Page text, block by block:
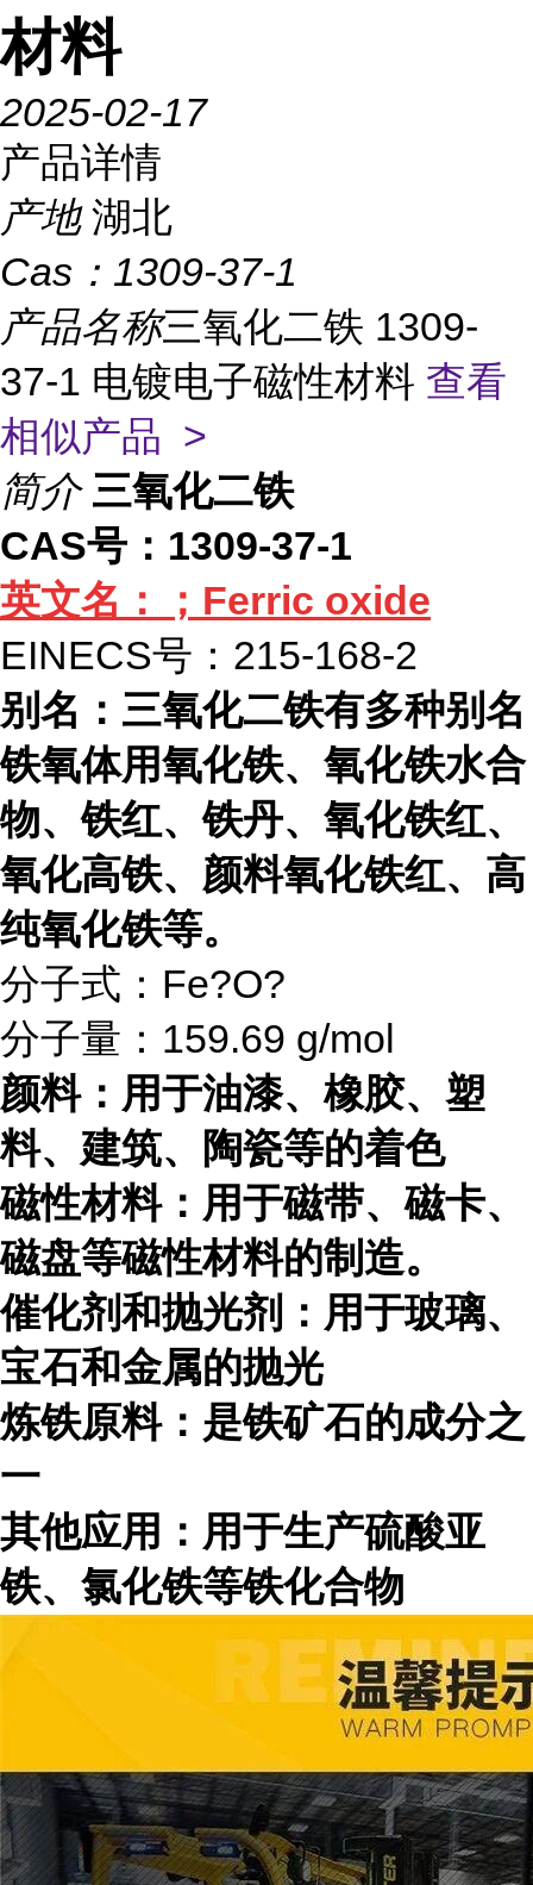
材料
2025-02-17
产品详情
产地 湖北
Cas： 1309-37-1
产品名称三氧化二铁 1309-
37-1 电镀电子磁性材料 查看
相似产品 >
简介 三氧化二铁
CAS号：1309-37-1
英文名：；Ferric oxide
EINECS号：215-168-2
别名：三氧化二铁有多种别名
铁氧体用氧化铁、氧化铁水合
物、铁红、铁丹、氧化铁红、
氧化高铁、颜料氧化铁红、高
纯氧化铁等。
分子式：Fe?O?
分子量：159.69 g/mol
颜料：用于油漆、橡胶、塑
料、建筑、陶瓷等的着色
磁性材料：用于磁带、磁卡、
磁盘等磁性材料的制造。
催化剂和抛光剂：用于玻璃、
宝石和金属的抛光
炼铁原料：是铁矿石的成分之
一
其他应用：用于生产硫酸亚
铁、氯化铁等铁化合物